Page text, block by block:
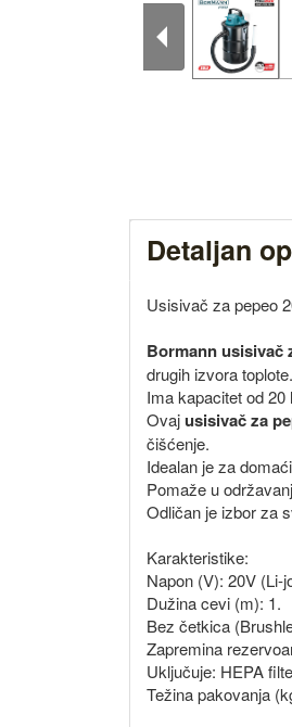
Detaljan
Usisivač za pepeo
Bormann usisivač
drugih izvora toplote.
Ima kapacitet od
Ovajusisivač za
čišćenje.
Idealan je za
Pomaže u
Odličan je izbor za
Karakteristike:
Napon (V): 20V (Li-
Dužina cevi (m): 1.
Bez četkica
Zapremina
Uključuje: HEPA
Težina pakovanja